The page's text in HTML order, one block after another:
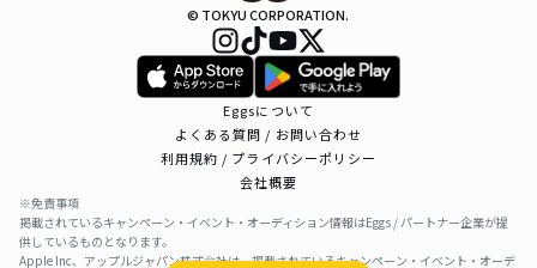
© TOKYU CORPORATION.
Eggsについて
よくある質問 / お問い合わせ
利用規約 / プライバシーポリシー
会社概要
※免責事項
掲載されているキャンペーン・イベント・オーディション情報はEggs / パートナー企業が提
供しているものとなります。
Apple Inc、アップルジャパン株式会社は、掲載されているキャンペーン・イベント・オーデ